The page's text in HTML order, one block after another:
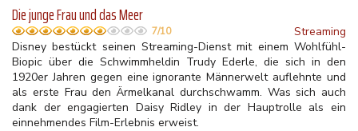
Die junge Frau und das Meer
7/10
Streaming
Disney bestückt seinen Streaming-Dienst mit einem Wohlfühl-
Biopic über die Schwimmheldin Trudy Ederle, die sich in den
1920er Jahren gegen eine ignorante Männerwelt auflehnte und
als erste Frau den Ärmelkanal durchschwamm. Was sich auch
dank der engagierten Daisy Ridley in der Hauptrolle als ein
einnehmendes Film-Erlebnis erweist.